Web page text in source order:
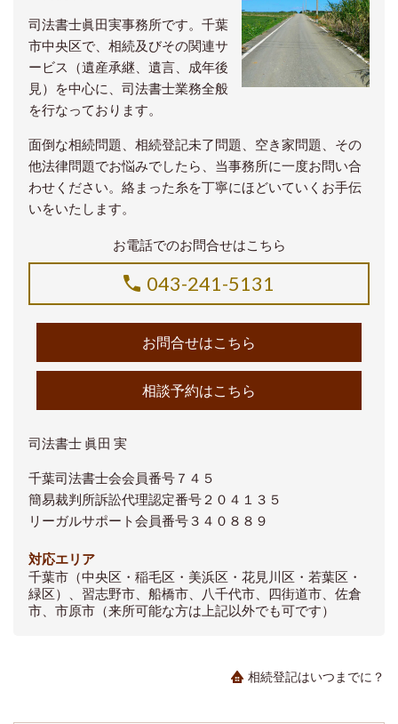
司法書士眞田実事務所です。千葉
市中央区で、相続及びその関連サ
ービス（遺産承継、遺言、成年後
見）を中心に、司法書士業務全般
を行なっております。
面倒な相続問題、相続登記未了問題、空き家問題、その
他法律問題でお悩みでしたら、当事務所に一度お問い合
わせください。絡まった糸を丁寧にほどいていくお手伝
いをいたします。
お電話でのお問合せはこちら
043-241-5131
お問合せはこちら
相談予約はこちら
司法書士 眞田 実
千葉司法書士会会員番号７４５
簡易裁判所訴訟代理認定番号２０４１３５
リーガルサポート会員番号３４０８８９
対応エリア
千葉市（中央区・稲毛区・美浜区・花見川区・若葉区・
緑区）、習志野市、船橋市、八千代市、四街道市、佐倉
市、市原市（来所可能な方は上記以外でも可です）
相続登記はいつまでに？